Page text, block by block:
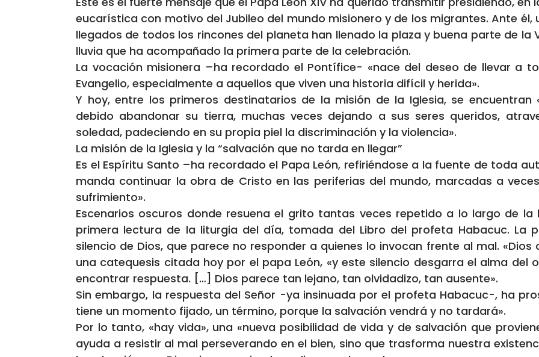
eucarística con motivo del Jubileo del mundo misionero y de los migrantes. Ante él,
llegados de todos los rincones del planeta han llenado la plaza y buena parte de la
lluvia que ha acompañado la primera parte de la celebración.
La vocación misionera –ha recordado el Pontífice- «nace del deseo de llevar a
Evangelio, especialmente a aquellos que viven una historia difícil y herida».
Y hoy, entre los primeros destinatarios de la misión de la Iglesia, se encuentran
debido abandonar su tierra, muchas veces dejando a sus seres queridos,
soledad, padeciendo en su propia piel la discriminación y la violencia».
La misión de la Iglesia y la “salvación que no tarda en llegar”
Es el Espíritu Santo –ha recordado el Papa León, refiriéndose a la fuente de toda
manda continuar la obra de Cristo en las periferias del mundo, marcadas a
sufrimiento».
Escenarios oscuros donde resuena el grito tantas veces repetido a lo largo de la
primera lectura de la liturgia del día, tomada del Libro del profeta Habacuc. La
silencio de Dios, que parece no responder a quienes lo invocan frente al mal. «Dios
una catequesis citada hoy por el papa León, «y este silencio desgarra el alma del
encontrar respuesta. […] Dios parece tan lejano, tan olvidadizo, tan ausente».
Sin embargo, la respuesta del Señor -ya insinuada por el profeta Habacuc-, ha
tiene un momento fijado, un término, porque la salvación vendrá y no tardará».
Por lo tanto, «hay vida», una «nueva posibilidad de vida y de salvación que
ayuda a resistir al mal perseverando en el bien, sino que trasforma nuestra